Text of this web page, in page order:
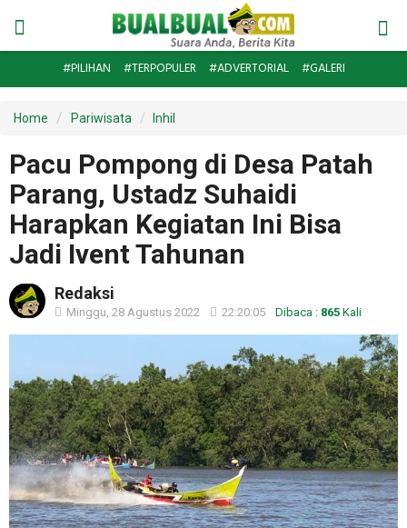
#PILIHAN #TERPOPULER #ADVERTORIAL #GALERI
Home Pariwisata Inhil
Pacu Pompong di Desa Patah
Parang, Ustadz Suhaidi
Harapkan Kegiatan Ini Bisa
Jadi Ivent Tahunan
Redaksi
Minggu, 28 Agustus 2022 22:20:05 Dibaca : 865 Kali